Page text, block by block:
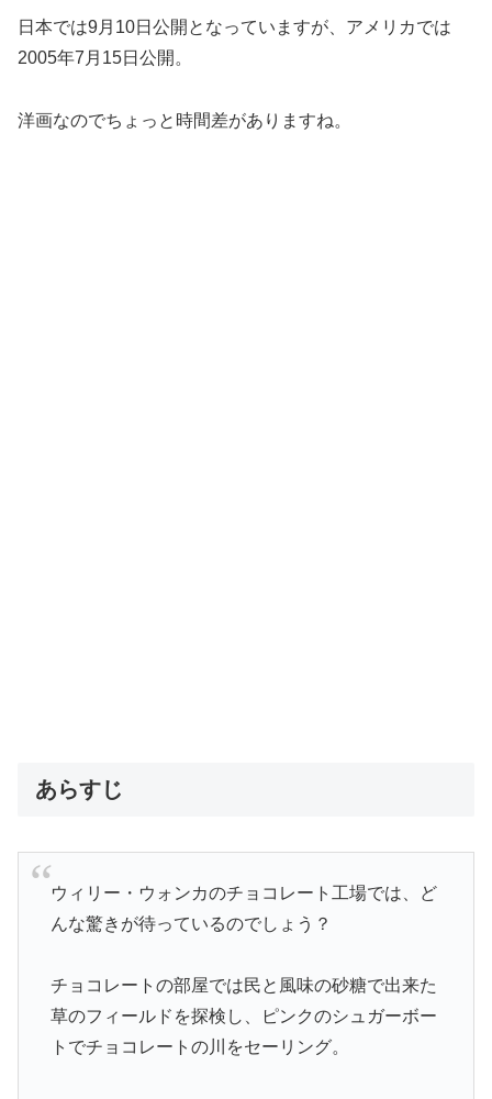
日本では9月10日公開となっていますが、アメリカでは
2005年7月15日公開。
洋画なのでちょっと時間差がありますね。
あらすじ
ウィリー・ウォンカのチョコレート工場では、ど
んな驚きが待っているのでしょう？
チョコレートの部屋では民と風味の砂糖で出来た
草のフィールドを探検し、ピンクのシュガーボー
トでチョコレートの川をセーリング。